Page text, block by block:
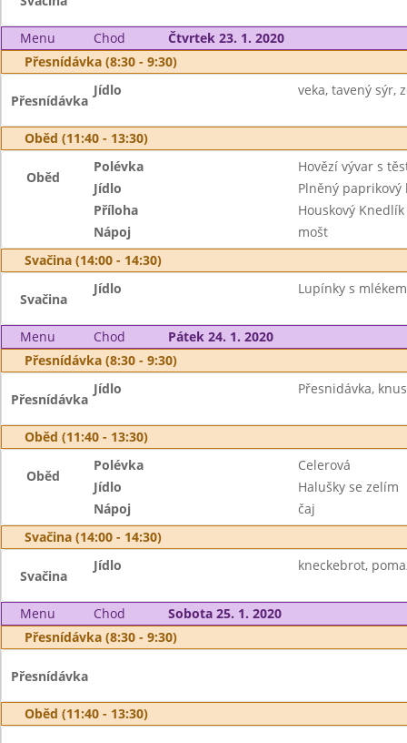
Menu Chod
Čtvrtek 23. 1. 2020
Přesnídávka (8:30 - 9:30)
Přesnídávka
Jídlo veka, tavený sýr,
Oběd (11:40 - 13:30)
Oběd
Polévka
Hovězí vývar s
Jídlo
Plněný paprikový
Příloha
Houskový Knedlík
Nápoj
mošt
Svačina (14:00 - 14:30)
Svačina
Jídlo Lupínky s
Menu Chod
Pátek 24. 1. 2020
Přesnídávka (8:30 - 9:30)
Přesnídávka
Jídlo Přesnidávka,
Oběd (11:40 - 13:30)
Oběd
Polévka
Celerová
Jídlo
Halušky se zelím
Nápoj
čaj
Svačina (14:00 - 14:30)
Svačina
Jídlo kneckebrot,
Menu Chod
Sobota 25. 1. 2020
Přesnídávka (8:30 - 9:30)
Přesnídávka
Oběd (11:40 - 13:30)